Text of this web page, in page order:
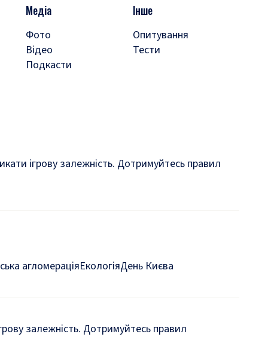
Медіа
Фото
Відео
Подкасти
Інше
Опитування
Тести
ігрову залежність. Дотримуйтесь правил
агломераціяЕкологіяДень Києва
залежність. Дотримуйтесь правил